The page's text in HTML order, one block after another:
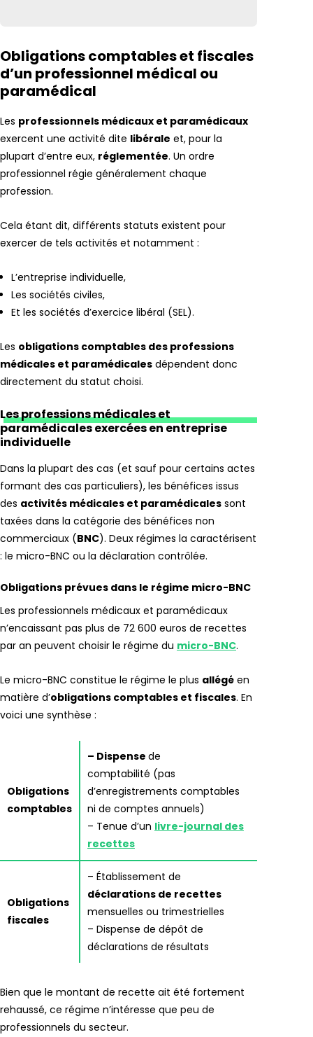
Obligations comptables et fiscales
d’un professionnel médical ou
paramédical
Les professionnels médicaux et paramédicaux
exercent une activité dite libérale et, pour la
plupart d’entre eux, réglementée. Un ordre
professionnel régie généralement chaque
profession.
Cela étant dit, différents statuts existent pour
exercer de tels activités et notamment :
L’entreprise individuelle,
Les sociétés civiles,
Et les sociétés d’exercice libéral (SEL).
Les obligations comptables des professions
médicales et paramédicales dépendent donc
directement du statut choisi.
Les professions médicales et
paramédicales exercées en entreprise
individuelle
Dans la plupart des cas (et sauf pour certains actes
formant des cas particuliers), les bénéfices issus
des activités médicales et paramédicales sont
taxées dans la catégorie des bénéfices non
commerciaux (BNC). Deux régimes la caractérisent
: le micro-BNC ou la déclaration contrôlée.
Obligations prévues dans le régime micro-BNC
Les professionnels médicaux et paramédicaux
n’encaissant pas plus de 72 600 euros de recettes
par an peuvent choisir le régime du micro-BNC.
Le micro-BNC constitue le régime le plus allégé en
matière d’obligations comptables et fiscales. En
voici une synthèse :
Obligations
comptables
– Dispense de
comptabilité (pas
d’enregistrements comptables
ni de comptes annuels)
– Tenue d’un livre-journal des
recettes
Obligations
fiscales
– Établissement de
déclarations de recettes
mensuelles ou trimestrielles
– Dispense de dépôt de
déclarations de résultats
Bien que le montant de recette ait été fortement
rehaussé, ce régime n’intéresse que peu de
professionnels du secteur.